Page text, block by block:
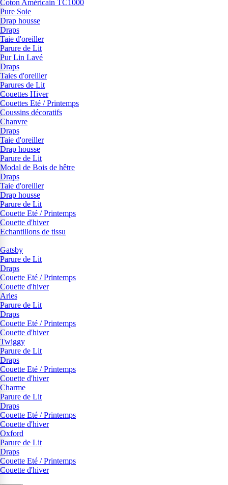
Coton Américain TC1000
Pure Soie
Drap housse
Draps
Taie d'oreiller
Parure de Lit
Pur Lin Lavé
Draps
Taies d'oreiller
Parures de Lit
Couettes Hiver
Couettes Eté / Printemps
Coussins décoratifs
Chanvre
Draps
Taie d'oreiller
Drap housse
Parure de Lit
Modal de Bois de hêtre
Draps
Taie d'oreiller
Drap housse
Parure de Lit
Couette Eté / Printemps
Couette d'hiver
Echantillons de tissu
Gatsby
Parure de Lit
Draps
Couette Eté / Printemps
Couette d'hiver
Arles
Parure de Lit
Draps
Couette Eté / Printemps
Couette d'hiver
Twiggy
Parure de Lit
Draps
Couette Eté / Printemps
Couette d'hiver
Charme
Parure de Lit
Draps
Couette Eté / Printemps
Couette d'hiver
Oxford
Parure de Lit
Draps
Couette Eté / Printemps
Couette d'hiver